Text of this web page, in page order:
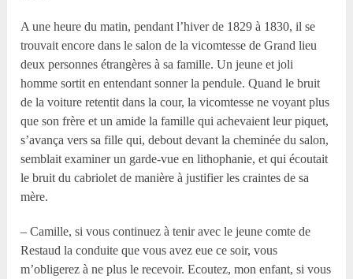
A une heure du matin, pendant l’hiver de 1829 à 1830, il se
trouvait encore dans le salon de la vicomtesse de Grand lieu
deux personnes étrangères à sa famille. Un jeune et joli
homme sortit en entendant sonner la pendule. Quand le bruit
de la voiture retentit dans la cour, la vicomtesse ne voyant plus
que son frère et un amide la famille qui achevaient leur piquet,
s’avança vers sa fille qui, debout devant la cheminée du salon,
semblait examiner un garde-vue en lithophanie, et qui écoutait
le bruit du cabriolet de manière à justifier les craintes de sa
mère.
– Camille, si vous continuez à tenir avec le jeune comte de
Restaud la conduite que vous avez eue ce soir, vous
m’obligerez à ne plus le recevoir. Ecoutez, mon enfant, si vous